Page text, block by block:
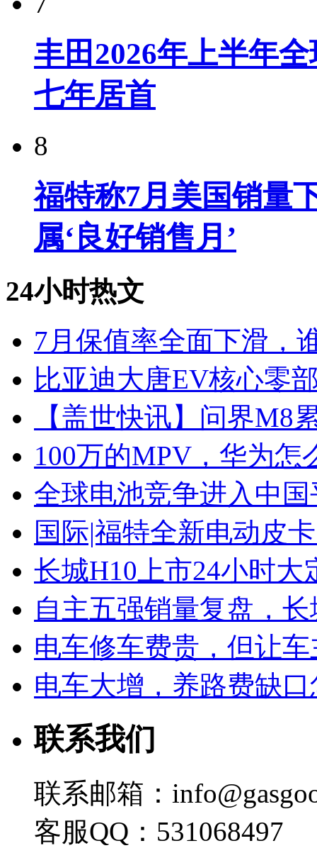
丰田2026年上半年
七年居首
8
福特称7月美国销量
属‘良好销售月’
24小时热文
7月保值率全面下滑，
比亚迪大唐EV核心零
【盖世快讯】问界M8
100万的MPV，华为怎
全球电池竞争进入中
国际|福特全新电动皮
长城H10上市24小时大
自主五强销量复盘，
电车修车费贵，但让
电车大增，养路费缺
联系我们
联系邮箱：
客服QQ：531068497